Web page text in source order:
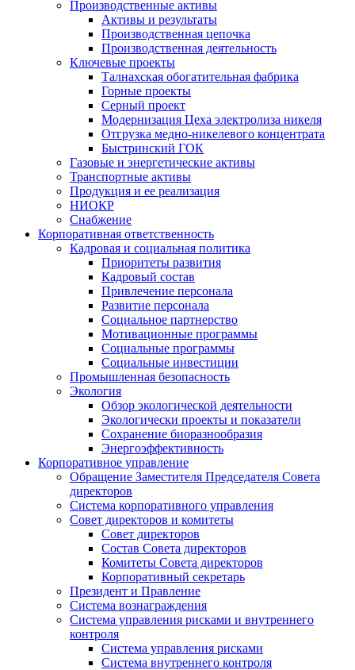
Производственные активы
Активы и результаты
Производственная цепочка
Производственная деятельность
Ключевые проекты
Талнахская обогатительная фабрика
Горные проекты
Серный проект
Модернизация Цеха электролиза никеля
Отгрузка медно-никелевого концентрата
Быстринский ГОК
Газовые и энергетические активы
Транспортные активы
Продукция и ее реализация
НИОКР
Снабжение
Корпоративная ответственность
Кадровая и социальная политика
Приоритеты развития
Кадровый состав
Привлечение персонала
Развитие персонала
Социальное партнерство
Мотивационные программы
Социальные программы
Социальные инвестиции
Промышленная безопасность
Экология
Обзор экологической деятельности
Экологически проекты и показатели
Сохранение биоразнообразия
Энергоэффективность
Корпоративное управление
Обращение Заместителя Председателя Совета
директоров
Система корпоративного управления
Совет директоров и комитеты
Совет директоров
Состав Совета директоров
Комитеты Совета директоров
Корпоративный секретарь
Президент и Правление
Система вознаграждения
Система управления рисками и внутреннего
контроля
Система управления рисками
Система внутреннего контроля